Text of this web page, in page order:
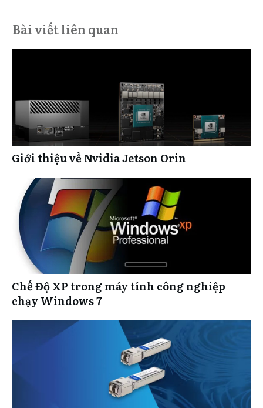
Bài viết liên quan
Giới thiệu về Nvidia Jetson Orin
Chế Độ XP trong máy tính công nghiệp
chạy Windows 7